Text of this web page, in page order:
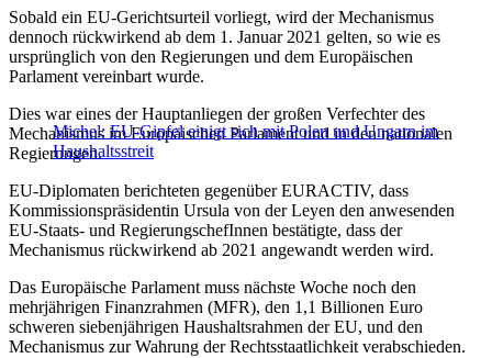
Sobald ein EU-Gerichtsurteil vorliegt, wird der Mechanismus
dennoch rückwirkend ab dem 1. Januar 2021 gelten, so wie es
ursprünglich von den Regierungen und dem Europäischen
Parlament vereinbart wurde.
Michel: EU-Gipfel einigt sich mit Polen und Ungarn im
Haushaltsstreit
Dies war eines der Hauptanliegen der großen Verfechter des
Mechanismus im Europäischen Parlament und in den nationalen
Regierungen.
EU-Diplomaten berichteten gegenüber EURACTIV, dass
Kommissionspräsidentin Ursula von der Leyen den anwesenden
EU-Staats- und RegierungschefInnen bestätigte, dass der
Mechanismus rückwirkend ab 2021 angewandt werden wird.
Das Europäische Parlament muss nächste Woche noch den
mehrjährigen Finanzrahmen (MFR), den 1,1 Billionen Euro
schweren siebenjährigen Haushaltsrahmen der EU, und den
Mechanismus zur Wahrung der Rechtsstaatlichkeit verabschieden.